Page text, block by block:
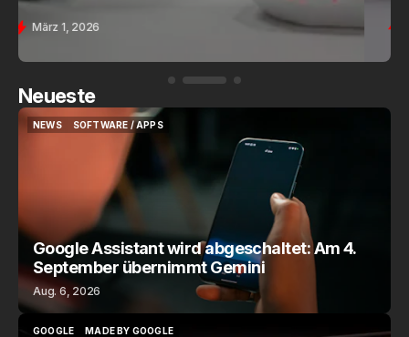
Feb. 9, 2026
Neueste
NEWS
SOFTWARE / APPS
SOFTWARE / APPS
Google Assistant wird abgeschaltet: Am 4.
September übernimmt Gemini
Aug. 6, 2026
GOOGLE
MADE BY GOOGLE